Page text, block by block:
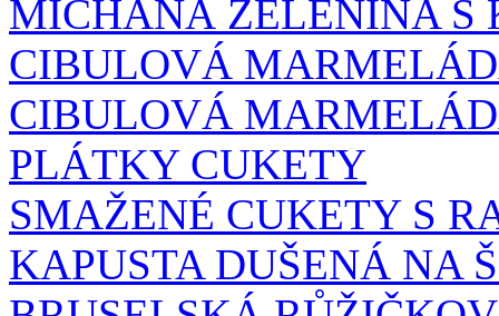
MÍCHANÁ ZELENINA S
CIBULOVÁ
CIBULOVÁ
PLÁTKY CUKETY
SMAŽENÉ CUKETY S
KAPUSTA DUŠENÁ NA